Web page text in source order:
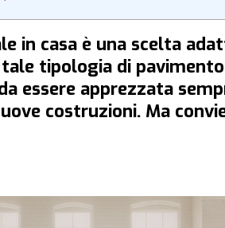
in casa è una scelta
tipologia di
essere apprezzata
costruzioni. Ma